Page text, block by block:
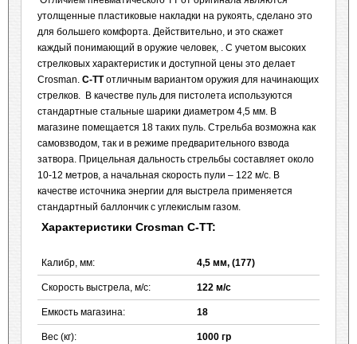
утолщенные пластиковые накладки на рукоять, сделано это
для большего комфорта. Действительно, и это скажет
каждый понимающий в оружие человек, . С учетом высоких
стрелковых характеристик и доступной цены это делает
Crosman. C-TTотличным вариантом оружия для начинающих
стрелков. В качестве пуль для пистолета используются
стандартные стальные шарики диаметром 4,5 мм. В
магазине помещается 18 таких пуль. Стрельба возможна как
самовзводом, так и в режиме предварительного взвода
затвора. Прицельная дальность стрельбы составляет около
10-12 метров, а начальная скорость пули – 122 м/с. В
качестве источника энергии для выстрела применяется
стандартный баллончик с углекислым газом.
Характеристики Crosman C-TT:
Калибр, мм: 4,5 мм, (177)
Скорость выстрела, м/с: 122 м/с
Емкость магазина: 18
Вес (кг): 1000 гр